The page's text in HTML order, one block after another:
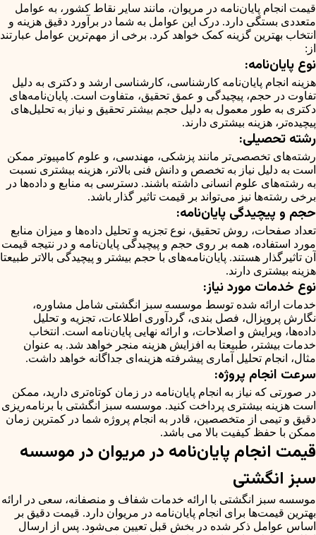
قیمت انجام پایان‌نامه در مریوان، مانند سایر نقاط کشور، به عوامل
متعددی بستگی دارد. درک این عوامل به شما در برآورد دقیق هزینه و
انتخاب بهترین گزینه کمک خواهد کرد. برخی از مهم‌ترین عوامل عبارتند
از:
نوع پایان‌نامه:
هزینه انجام پایان‌نامه کارشناسی، کارشناسی ارشد و دکتری به دلیل
تفاوت در حجم، پیچیدگی و عمق تحقیق، متفاوت است. پایان‌نامه‌های
دکتری به طور معمول به دلیل حجم بیشتر تحقیق و نیاز به تحلیل‌های
پیچیده‌تر، هزینه‌ بیشتری دارند.
رشته تحصیلی:
رشته‌های تخصصی‌تر مانند پزشکی، مهندسی، و علوم کامپیوتر ممکن
است به دلیل نیاز به تخصص و دانش فنی بالاتر، هزینه بیشتری نسبت
به رشته‌های علوم انسانی داشته باشند. دسترسی به منابع و داده‌ها در
برخی رشته‌ها نیز می‌تواند بر قیمت تاثیر گذار باشد.
حجم و پیچیدگی پایان‌نامه:
تعداد صفحات، روش تحقیق، نوع تجزیه و تحلیل داده‌ها و میزان منابع
مورد استفاده، همه بر روی حجم و پیچیدگی پایان‌نامه و در نتیجه قیمت
آن تاثیرگذار هستند. پایان‌نامه‌های با حجم بیشتر و پیچیدگی بالاتر طبیعتا
هزینه‌ بیشتری دارند.
نوع خدمات مورد نیاز:
خدمات ارائه شده توسط موسسه سبز انگشتی شامل مشاوره،
نگارش پروپزال، فصل بندی، گردآوری اطلاعات، تجزیه و تحلیل
داده‌ها، ویرایش و اصلاحات، و ارائه نهایی پایان‌نامه است. انتخاب
خدمات بیشتر، طبیعتا به افزایش هزینه منجر خواهد شد. به عنوان
مثال، انجام تحلیل آماری پیشرفته هزینه‌ای جداگانه خواهد داشت.
سرعت انجام پروژه:
در صورتی که نیاز به انجام پایان‌نامه در زمان کوتاه‌تری دارید، ممکن
است هزینه بیشتری پرداخت کنید. موسسه سبز انگشتی با برنامه‌ریزی
دقیق و تیمی از متخصصین، قادر به انجام پروژه شما در کمترین زمان
ممکن با حفظ کیفیت بالا می باشد.
قیمت انجام پایان‌نامه در مریوان در موسسه
سبز انگشتی
موسسه سبز انگشتی با ارائه خدمات شفاف و منصفانه، سعی در ارائه
بهترین قیمت‌ها برای انجام پایان‌نامه در مریوان دارد. قیمت دقیق بر
اساس عوامل ذکر شده در بخش قبل تعیین می‌شود. پس از ارسال